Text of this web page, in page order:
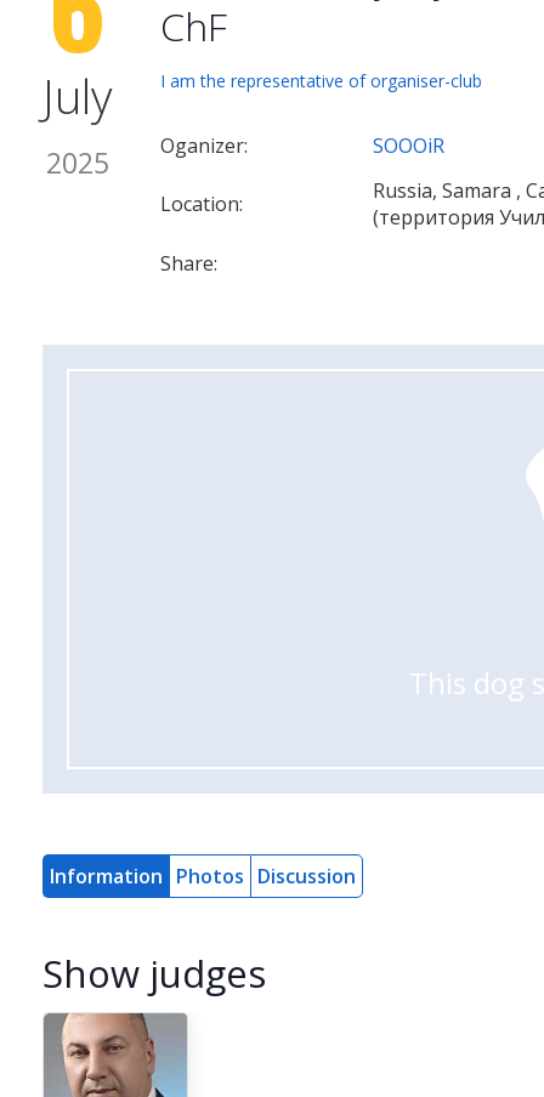
July
2025
ChF
I am the representative of organiser-club
Oganizer: SOOOiR
Location:
Russia, Samara ,
(территория
Share:
This dog
Information Photos Discussion
Show judges